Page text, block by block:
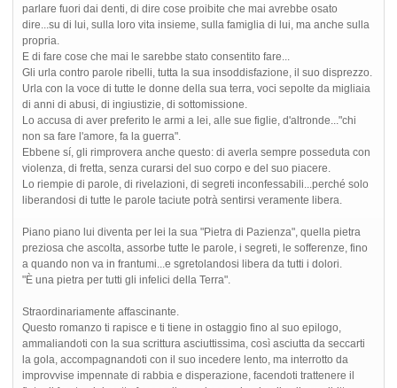
parlare fuori dai denti, di dire cose proibite che mai avrebbe osato
dire...su di lui, sulla loro vita insieme, sulla famiglia di lui, ma anche sulla
propria.
E di fare cose che mai le sarebbe stato consentito fare...
Gli urla contro parole ribelli, tutta la sua insoddisfazione, il suo disprezzo.
Urla con la voce di tutte le donne della sua terra, voci sepolte da migliaia
di anni di abusi, di ingiustizie, di sottomissione.
Lo accusa di aver preferito le armi a lei, alle sue figlie, d'altronde..."chi
non sa fare l'amore, fa la guerra".
Ebbene sí, gli rimprovera anche questo: di averla sempre posseduta con
violenza, di fretta, senza curarsi del suo corpo e del suo piacere.
Lo riempie di parole, di rivelazioni, di segreti inconfessabili...perché solo
liberandosi di tutte le parole taciute potrà sentirsi veramente libera.
Piano piano lui diventa per lei la sua "Pietra di Pazienza", quella pietra
preziosa che ascolta, assorbe tutte le parole, i segreti, le sofferenze, fino
a quando non va in frantumi...e sgretolandosi libera da tutti i dolori.
"È una pietra per tutti gli infelici della Terra".
Straordinariamente affascinante.
Questo romanzo ti rapisce e ti tiene in ostaggio fino al suo epilogo,
ammaliandoti con la sua scrittura asciuttissima, così asciutta da seccarti
la gola, accompagnandoti con il suo incedere lento, ma interrotto da
improvvise impennate di rabbia e disperazione, facendoti trattenere il